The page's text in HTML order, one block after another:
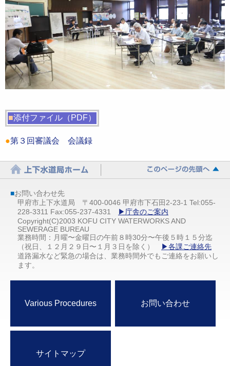
■添付ファイル（PDF）
●第３回審議会 会議録
■お問い合わせ先
甲府市上下水道局 〒400-0046 甲府市下石田2-23-1 Tel:055-
228-3311 Fax:055-237-4331
▶庁舎のご案内
Copyright(C)2003 KOFU CITY WATERWORKS AND
SEWERAGE BUREAU
業務時間：月曜〜金曜日の午前８時30分〜午後５時１５分迄
（祝日、１２月２９日〜１月３日を除く）
▶各課ご連絡先
道路漏水など緊急の場合は、業務時間外でもご連絡をお願いし
ます。
Various Procedures お問い合わせ
サイトマップ